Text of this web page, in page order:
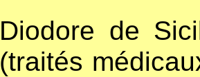
Diodore de
(traités